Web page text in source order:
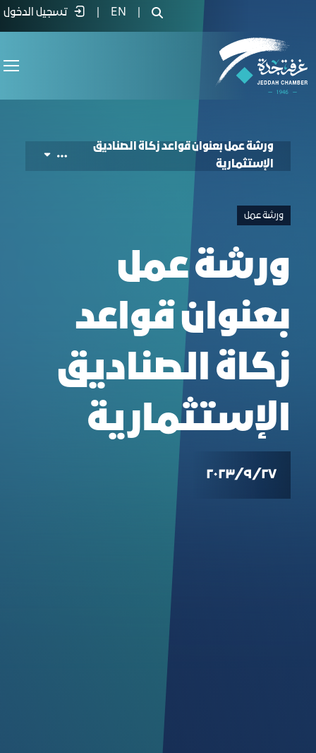
Zakat Rules for Investment Funds - غرفة جدة
EN تسجيل الدخول
ورشة عمل بعنوان قواعد زكاة الصناديق
الإستثمارية
ورشة عمل
ورشة عمل
بعنوان قواعد
زكاة الصناديق
الإستثمارية
٢٧‏/٩‏/٢٠٢٣